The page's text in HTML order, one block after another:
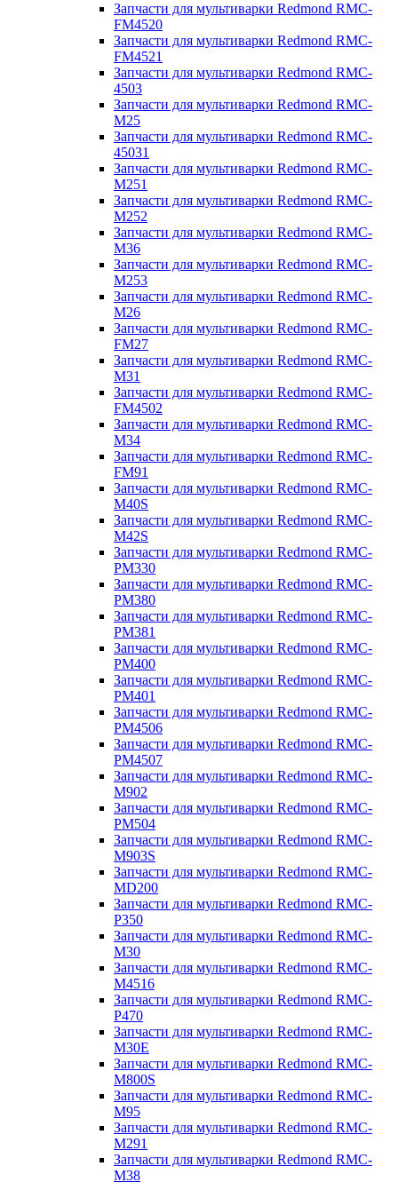
Запчасти для мультиварки Redmond RMC-
FM4520
Запчасти для мультиварки Redmond RMC-
FM4521
Запчасти для мультиварки Redmond RMC-
4503
Запчасти для мультиварки Redmond RMC-
M25
Запчасти для мультиварки Redmond RMC-
45031
Запчасти для мультиварки Redmond RMC-
M251
Запчасти для мультиварки Redmond RMC-
M252
Запчасти для мультиварки Redmond RMC-
M36
Запчасти для мультиварки Redmond RMC-
M253
Запчасти для мультиварки Redmond RMC-
M26
Запчасти для мультиварки Redmond RMC-
FM27
Запчасти для мультиварки Redmond RMC-
M31
Запчасти для мультиварки Redmond RMC-
FM4502
Запчасти для мультиварки Redmond RMC-
M34
Запчасти для мультиварки Redmond RMC-
FM91
Запчасти для мультиварки Redmond RMC-
M40S
Запчасти для мультиварки Redmond RMC-
M42S
Запчасти для мультиварки Redmond RMC-
PM330
Запчасти для мультиварки Redmond RMC-
PM380
Запчасти для мультиварки Redmond RMC-
PM381
Запчасти для мультиварки Redmond RMC-
PM400
Запчасти для мультиварки Redmond RMC-
PM401
Запчасти для мультиварки Redmond RMC-
PM4506
Запчасти для мультиварки Redmond RMC-
PM4507
Запчасти для мультиварки Redmond RMC-
M902
Запчасти для мультиварки Redmond RMC-
PM504
Запчасти для мультиварки Redmond RMC-
M903S
Запчасти для мультиварки Redmond RMC-
MD200
Запчасти для мультиварки Redmond RMC-
P350
Запчасти для мультиварки Redmond RMC-
M30
Запчасти для мультиварки Redmond RMC-
M4516
Запчасти для мультиварки Redmond RMC-
P470
Запчасти для мультиварки Redmond RMC-
M30E
Запчасти для мультиварки Redmond RMC-
M800S
Запчасти для мультиварки Redmond RMC-
M95
Запчасти для мультиварки Redmond RMC-
M291
Запчасти для мультиварки Redmond RMC-
M38